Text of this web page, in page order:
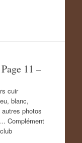
11 –
cuir
blanc,
photos
Complément